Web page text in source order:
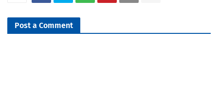
Post a Comment